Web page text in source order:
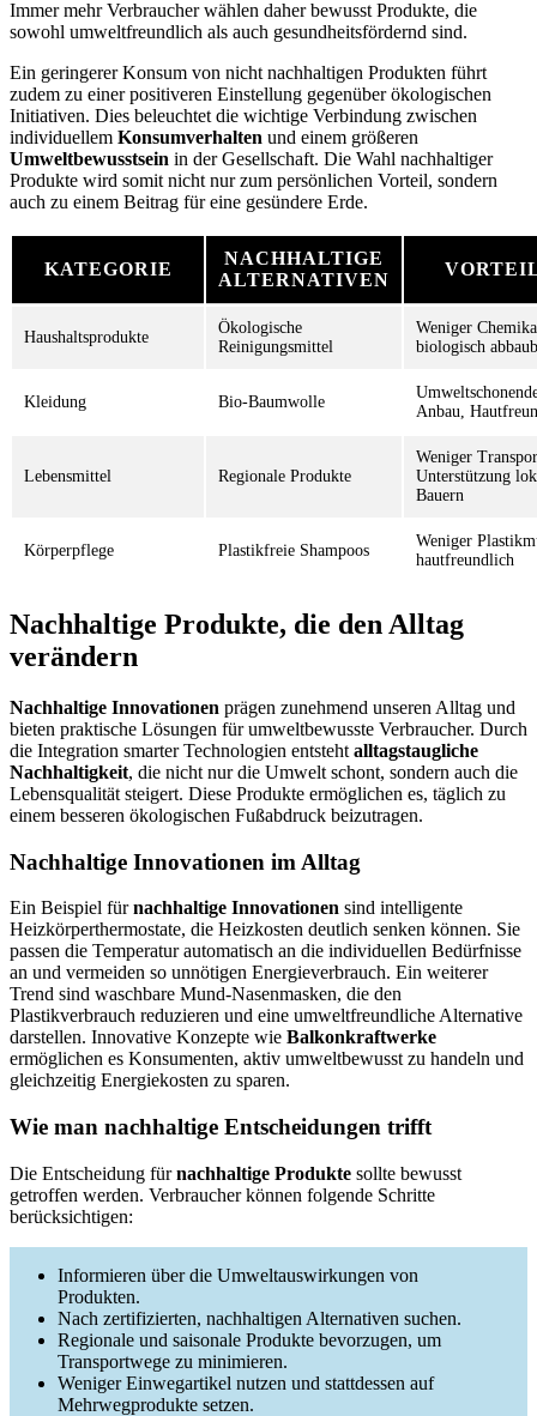
Immer mehr Verbraucher wählen daher bewusst Produkte, die
sowohl umweltfreundlich als auch gesundheitsfördernd sind.
Ein geringerer Konsum von nicht nachhaltigen Produkten führt
zudem zu einer positiveren Einstellung gegenüber ökologischen
Initiativen. Dies beleuchtet die wichtige Verbindung zwischen
individuellem Konsumverhalten und einem größeren
Umweltbewusstsein in der Gesellschaft. Die Wahl nachhaltiger
Produkte wird somit nicht nur zum persönlichen Vorteil, sondern
auch zu einem Beitrag für eine gesündere Erde.
KATEGORIE
NACHHALTIGE
ALTERNATIVEN
Haushaltsprodukte
Ökologische
Reinigungsmittel
Weniger
biologisch
Kleidung Bio-Baumwolle
Anbau,
Lebensmittel Regionale Produkte
Weniger
Unterstützung
Bauern
Körperpflege Plastikfreie Shampoos
Weniger
hautfreundlich
Nachhaltige Produkte, die den Alltag
verändern
Nachhaltige Innovationen prägen zunehmend unseren Alltag und
bieten praktische Lösungen für umweltbewusste Verbraucher. Durch
die Integration smarter Technologien entsteht alltagstaugliche
Nachhaltigkeit, die nicht nur die Umwelt schont, sondern auch die
Lebensqualität steigert. Diese Produkte ermöglichen es, täglich zu
einem besseren ökologischen Fußabdruck beizutragen.
Nachhaltige Innovationen im Alltag
Ein Beispiel fürnachhaltige Innovationen sind intelligente
Heizkörperthermostate, die Heizkosten deutlich senken können. Sie
passen die Temperatur automatisch an die individuellen Bedürfnisse
an und vermeiden so unnötigen Energieverbrauch. Ein weiterer
Trend sind waschbare Mund-Nasenmasken, die den
Plastikverbrauch reduzieren und eine umweltfreundliche Alternative
darstellen. Innovative Konzepte wie Balkonkraftwerke
ermöglichen es Konsumenten, aktiv umweltbewusst zu handeln und
gleichzeitig Energiekosten zu sparen.
Wie man nachhaltige Entscheidungen trifft
Die Entscheidung fürnachhaltige Produkte sollte bewusst
getroffen werden. Verbraucher können folgende Schritte
berücksichtigen:
Informieren über die Umweltauswirkungen von
Produkten.
Nach zertifizierten, nachhaltigen Alternativen suchen.
Regionale und saisonale Produkte bevorzugen, um
Transportwege zu minimieren.
Weniger Einwegartikel nutzen und stattdessen auf
Mehrwegprodukte setzen.